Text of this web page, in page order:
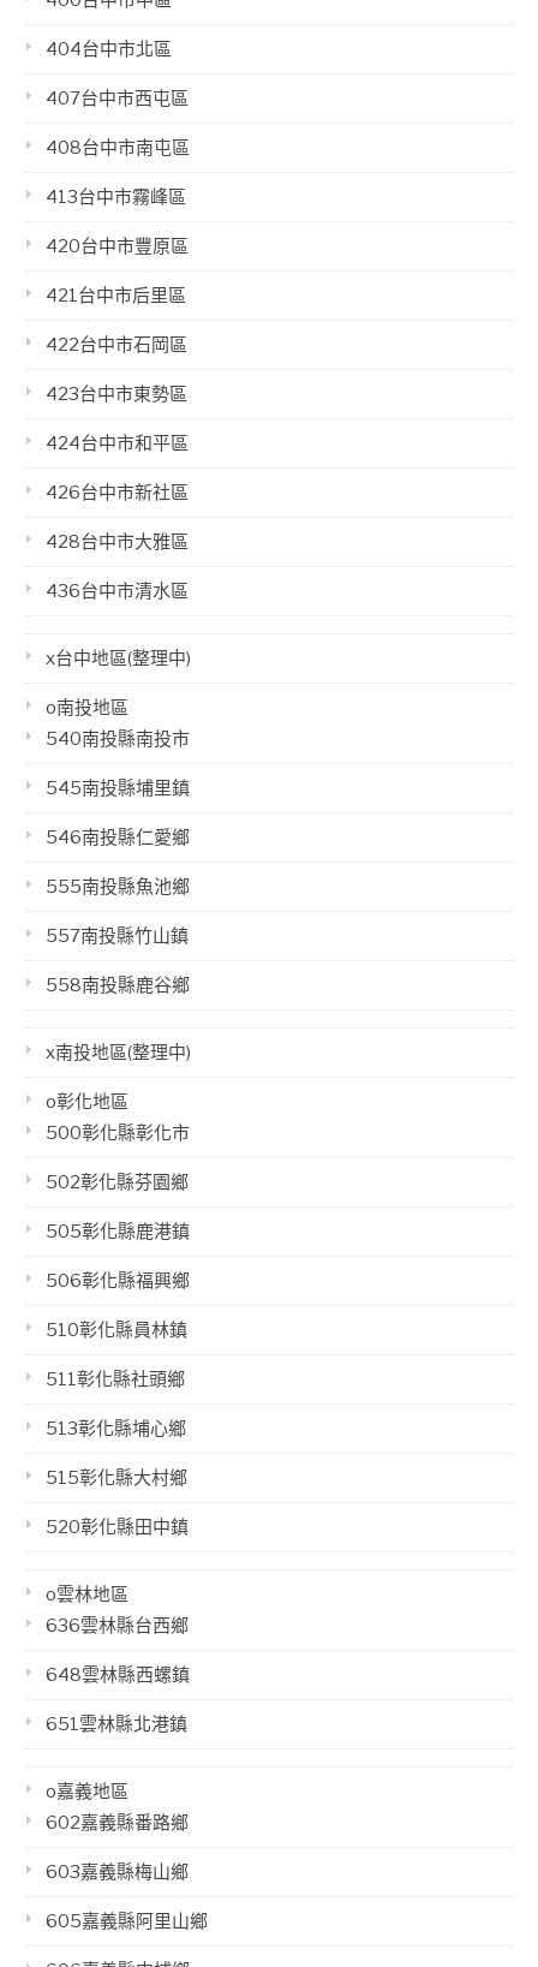
404台中市北區
407台中市西屯區
408台中市南屯區
413台中市霧峰區
420台中市豐原區
421台中市后里區
422台中市石岡區
423台中市東勢區
424台中市和平區
426台中市新社區
428台中市大雅區
436台中市清水區
x台中地區(整理中)
o南投地區
540南投縣南投市
545南投縣埔里鎮
546南投縣仁愛鄉
555南投縣魚池鄉
557南投縣竹山鎮
558南投縣鹿谷鄉
x南投地區(整理中)
o彰化地區
500彰化縣彰化市
502彰化縣芬園鄉
505彰化縣鹿港鎮
506彰化縣福興鄉
510彰化縣員林鎮
511彰化縣社頭鄉
513彰化縣埔心鄉
515彰化縣大村鄉
520彰化縣田中鎮
o雲林地區
636雲林縣台西鄉
648雲林縣西螺鎮
651雲林縣北港鎮
o嘉義地區
602嘉義縣番路鄉
603嘉義縣梅山鄉
605嘉義縣阿里山鄉